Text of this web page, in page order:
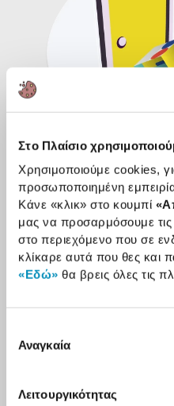
Στο Πλαίσιο
Χρησιμοποιούμε cookies,
προσωποποιημένη
Κάνε «κλικ» στο κουμπί
μας να προσαρμόσουμε τις
στο περιεχόμενο που σε
κλίκαρε αυτά που θες και
«Εδώ» θα βρεις όλες τις
συγκατάθεσης
Αναγκαία
Λειτουργικότητας
Live
Στο Πλαίσιο μπορείς
πραγματικό χρόνο που
Η υπηρεσία live tracking